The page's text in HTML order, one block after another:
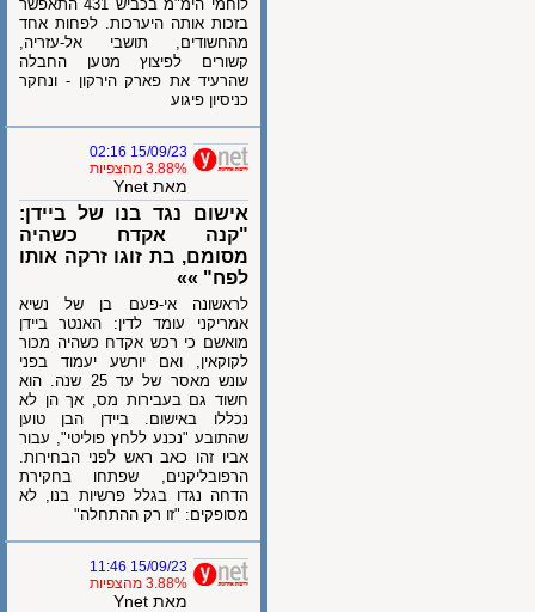
לוחמי הימ"מ בכביש 431 התאפשר
בזכות אותה היערכות. לפחות אחד
מהחשודים, תושבי אל-עזריה,
קשורים לפיצוץ מטען החבלה
שהרעיד את פארק הירקון - ונחקר
כניסיון פיגוע
15/09/23 02:16
3.88% מהצפיות
מאת Ynet
אישום נגד בנו של ביידן:
"קנה אקדח כשהיה
מסומם, בת זוגו זרקה אותו
לפח" »»
לראשונה אי-פעם בן של נשיא
אמריקני עומד לדין: האנטר ביידן
מואשם כי רכש אקדח כשהיה מכור
לקוקאין, ואם יורשע יעמוד בפני
עונש מאסר של עד 25 שנה. הוא
חשוד גם בעבירות מס, אך הן לא
נכללו באישום. ביידן הבן טוען
שהתובע "נכנע ללחץ פוליטי", עבור
אביו זהו כאב ראש לפני הבחירות.
הרפובליקנים, שפתחו בחקירת
הדחה נגדו בגלל פרשיות בנו, לא
מסופקים: "זו רק ההתחלה"
15/09/23 11:46
3.88% מהצפיות
מאת Ynet